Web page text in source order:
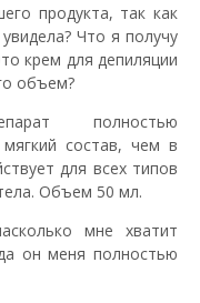
продукта, так как
Что я получу
крем для депиляции
объем?
полностью
состав, чем в
для всех типов
Объем 50 мл.
мне хватит
он меня полностью